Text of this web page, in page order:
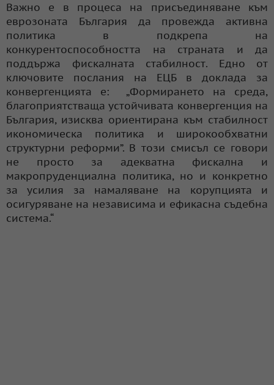
Важно е в процеса на присъединяване към
еврозоната България да провежда активна
политика в подкрепа на
конкурентоспособността на страната и да
поддържа фискалната стабилност. Едно от
ключовите послания на ЕЦБ в доклада за
конвергенцията е: „Формирането на среда,
благоприятстваща устойчивата конвергенция на
България, изисква ориентирана към стабилност
икономическа политика и широкообхватни
структурни реформи”. В този смисъл се говори
не просто за адекватна фискална и
макропруденциална политика, но и конкретно
за усилия за намаляване на корупцията и
осигуряване на независима и ефикасна съдебна
система.“